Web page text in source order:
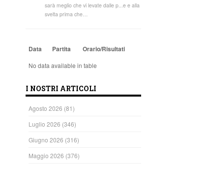
sarà meglio che vi levate dalle p...e e alla
svelta prima che…
Data Partita Orario/Risultati
No data available in table
I NOSTRI ARTICOLI
Agosto 2026 (81)
Luglio 2026 (346)
Giugno 2026 (316)
Maggio 2026 (376)